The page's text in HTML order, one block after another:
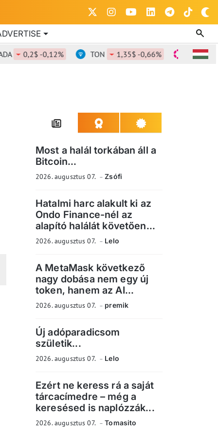
0,2$ -0,12% TON 1,35$ -0,66% DOT
Most a halál torkában áll a
Bitcoin...
2026. augusztus 07. Zsófi
Hatalmi harc alakult ki az
Ondo Finance-nél az
alapító halálát követően...
2026. augusztus 07. Lelo
A MetaMask következő
nagy dobása nem egy új
token, hanem az AI...
2026. augusztus 07. premik
Új adóparadicsom
születik...
2026. augusztus 07. Lelo
Ezért ne keress rá a saját
tárcacímedre – még a
keresésed is naplózzák...
2026. augusztus 07. Tomasito